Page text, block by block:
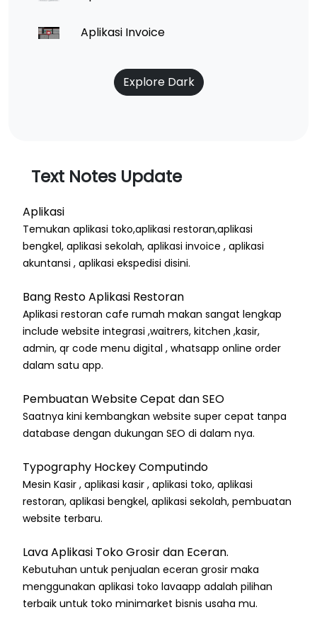
Aplikasi Invoice
Explore Dark
Text Notes Update
Aplikasi
Temukan aplikasi toko,aplikasi restoran,aplikasi
bengkel, aplikasi sekolah, aplikasi invoice , aplikasi
akuntansi , aplikasi ekspedisi disini.
Bang Resto Aplikasi Restoran
Aplikasi restoran cafe rumah makan sangat lengkap
include website integrasi ,waitrers, kitchen ,kasir,
admin, qr code menu digital , whatsapp online order
dalam satu app.
Pembuatan Website Cepat dan SEO
Saatnya kini kembangkan website super cepat tanpa
database dengan dukungan SEO di dalam nya.
Typography Hockey Computindo
Mesin Kasir , aplikasi kasir , aplikasi toko, aplikasi
restoran, aplikasi bengkel, aplikasi sekolah, pembuatan
website terbaru.
Lava Aplikasi Toko Grosir dan Eceran.
Kebutuhan untuk penjualan eceran grosir maka
menggunakan aplikasi toko lavaapp adalah pilihan
terbaik untuk toko minimarket bisnis usaha mu.